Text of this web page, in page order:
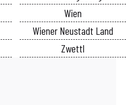
Wien
Wiener Neustadt Land
Zwettl